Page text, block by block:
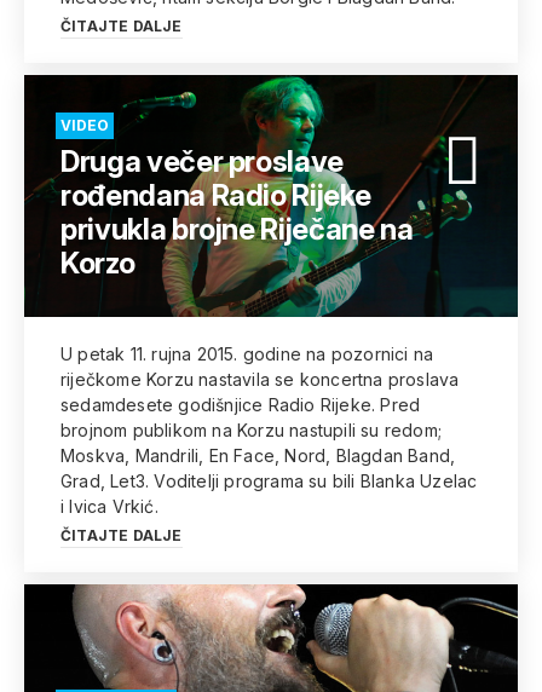
ČITAJTE DALJE
VIDEO
Druga večer proslave
rođendana Radio Rijeke
privukla brojne Riječane na
Korzo
U petak 11. rujna 2015. godine na pozornici na
riječkome Korzu nastavila se koncertna proslava
sedamdesete godišnjice Radio Rijeke. Pred
brojnom publikom na Korzu nastupili su redom;
Moskva, Mandrili, En Face, Nord, Blagdan Band,
Grad, Let3. Voditelji programa su bili Blanka Uzelac
i Ivica Vrkić.
ČITAJTE DALJE